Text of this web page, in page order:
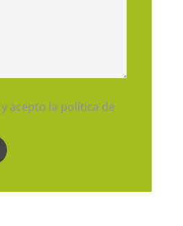
acepto la política de